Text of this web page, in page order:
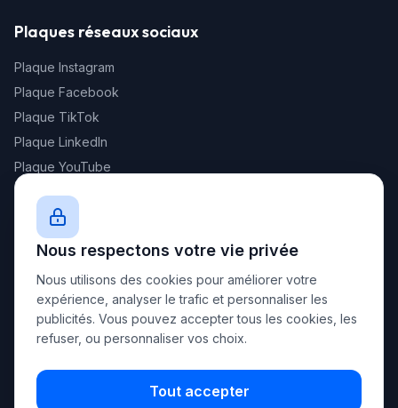
Plaques réseaux sociaux
Plaque Instagram
Plaque Facebook
Plaque TikTok
Plaque LinkedIn
Plaque YouTube
Newsletter
Recevez nos offres exclusives et nouveautés
Nous respectons votre vie privée
Nous utilisons des cookies pour améliorer votre
expérience, analyser le trafic et personnaliser les
publicités. Vous pouvez accepter tous les cookies, les
refuser, ou personnaliser vos choix.
Tout accepter